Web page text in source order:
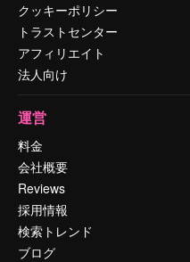
クッキーポリシー
トラストセンター
アフィリエイト
法人向け
運営
料金
会社概要
Reviews
採用情報
検索トレンド
ブログ